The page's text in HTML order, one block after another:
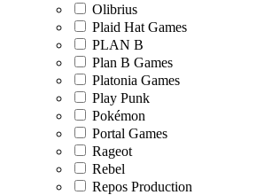
Olibrius
Plaid Hat Games
PLAN B
Plan B Games
Platonia Games
Play Punk
Pokémon
Portal Games
Rageot
Rebel
Repos Production